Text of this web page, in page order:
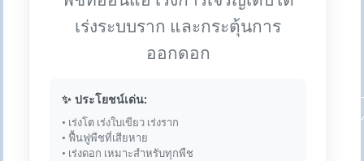
เร่งระบบราก และกระตุ้นการ
ออกดอก
✨ ประโยชน์เด่น:
• เร่งโต เร่งใบเขียว เร่งราก
• ฟื้นฟูพืชที่เสียหาย
• เร่งดอก เหมาะสำหรับทุกพืช